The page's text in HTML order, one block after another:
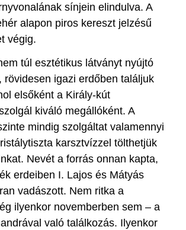
sínjein elindulva. A
alapon piros kereszt jelzésű
végig.
túl esztétikus látványt nyújtó
rövidesen igazi erdőben találjuk
elsőként a Király-kút
kiváló megállóként. A
mindig szolgáltat valamennyi
karsztvízzel tölthetjük
Nevét a forrás onnan kapta,
erdeiben I. Lajos és Mátyás
vadászott. Nem ritka a
ilyenkor novemberben sem – a
való találkozás. Ilyenkor